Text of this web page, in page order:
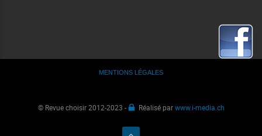
MENTIONS LÉGALES
© Revue choisir 2012-2023 - Réalisé parwww.i-media.ch